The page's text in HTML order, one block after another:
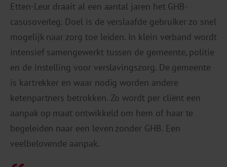
Etten-Leur draait al een aantal jaren het GHB-
casusoverleg. Doel is de verslaafde gebruiker zo snel
mogelijk naar zorg toe leiden. In klein verband wordt
intensief samengewerkt tussen de gemeente, politie
en de instelling voor verslavingszorg. De gemeente
is kartrekker en waar nodig worden andere
ketenpartners betrokken. Zo wordt per cliënt een
aanpak op maat ontwikkeld om hem of haar te
begeleiden naar een leven zonder GHB. Een
veelbelovende aanpak.